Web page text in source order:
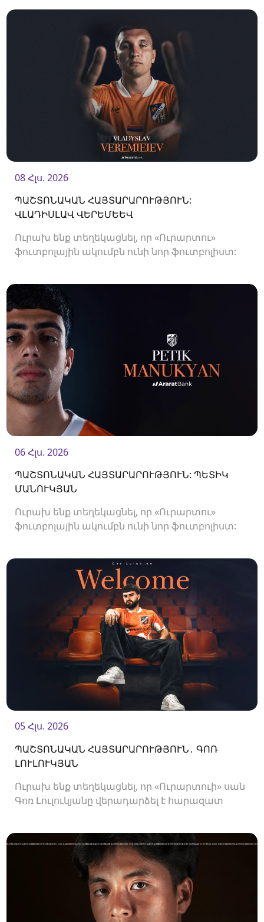
08 Հլս. 2026
ՊԱՇՏՈՆԱԿԱՆ ՀԱՅՏԱՐԱՐՈՒԹՅՈՒՆ:
ՎԼԱԴԻՍԼԱՎ ՎԵՐԵՄԵԵՎ
Ուրախ ենք տեղեկացնել, որ «Ուրարտու»
ֆուտբոլային ակումբն ունի նոր ֆուտբոլիստ:
06 Հլս. 2026
ՊԱՇՏՈՆԱԿԱՆ ՀԱՅՏԱՐԱՐՈՒԹՅՈՒՆ: ՊԵՏԻԿ
ՄԱՆՈՒԿՅԱՆ
Ուրախ ենք տեղեկացնել, որ «Ուրարտու»
ֆուտբոլային ակումբն ունի նոր ֆուտբոլիստ:
05 Հլս. 2026
ՊԱՇՏՈՆԱԿԱՆ ՀԱՅՏԱՐԱՐՈՒԹՅՈՒՆ․ ԳՈՌ
ԼՈՒԼՈՒԿՅԱՆ
Ուրախ ենք տեղեկացնել, որ «Ուրարտուի» սան
Գոռ Լուլուկյանը վերադարձել է հարազատ